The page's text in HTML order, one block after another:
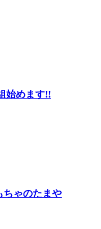
始めます!!
ちゃのたまや